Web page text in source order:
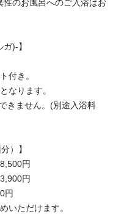
のお風呂へのご入浴はお
)-】
付き。
なります。
きません。(別途入浴料
）】
円
円
円
いただけます。